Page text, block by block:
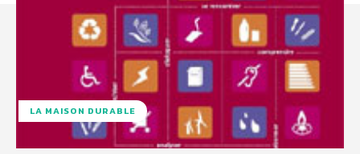
LA MAISON DURABLE